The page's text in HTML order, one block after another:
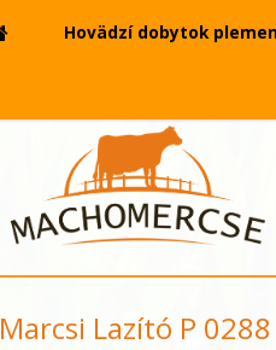
Hovädzí dobytok
Marcsi Lazító P 0288